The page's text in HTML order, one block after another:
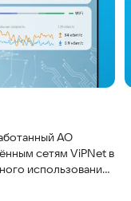
АО
сетям ViPNet в
использования.